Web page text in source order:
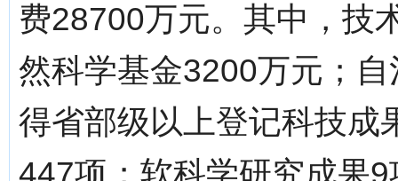
费28700万元。其中，技
然科学基金3200万元；
得省部级以上登记科技成
447项；软科学研究成果